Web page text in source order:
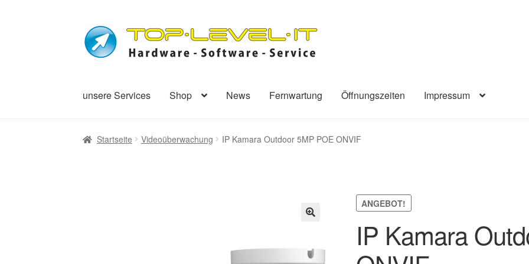
Zur
Navigation
springen
Zum
Inhalt
springen
unsere Services Shop News Fernwartung Öffnungszeiten Impressum
Startseite Videoüberwachung IP Kamara Outdoor 5MP POE ONVIF
ANGEBOT!
IP Kamara